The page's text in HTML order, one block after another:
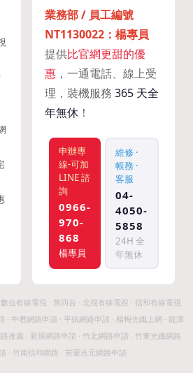
業務部 / 員工編號
NT1130022：楊專員
提供比官網更甜的優
惠，一通電話、線上受
理，裝機服務 365 天全
年無休！
申辦專
線-可加
LINE 諮
詢
0966-
970-
868
楊專員
維修 ·
帳務 ·
客服
04-
4050-
5858
24H 全
年無休
位有線電視 · 第四台 · 北視有線電視 · 信和有線電視
· 中壢網路申請 · 平鎮網路申請 · 楊梅光纖上網 · 龍潭
推薦 · 新屋網路申請 · 竹北網路申請 · 竹東光纖網路
· 竹南信和網路 · 苗栗吉元網路申請